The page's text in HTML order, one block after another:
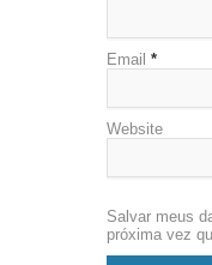
Email *
Website
Salvar meus
próxima vez